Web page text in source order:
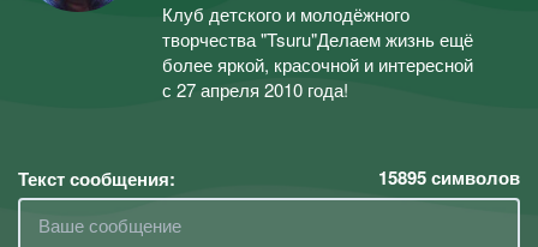
Клуб детского и молодёжного
творчества "Tsuru"Делаем жизнь ещё
более яркой, красочной и интересной
с 27 апреля 2010 года!
Текст сообщения: 15895символов